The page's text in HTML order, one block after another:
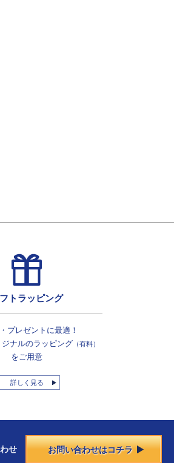
トラッピング
プレゼントに最適！
ナルのラッピング （有料）
をご用意
詳しく見る
せ お問い合わせはコチラ